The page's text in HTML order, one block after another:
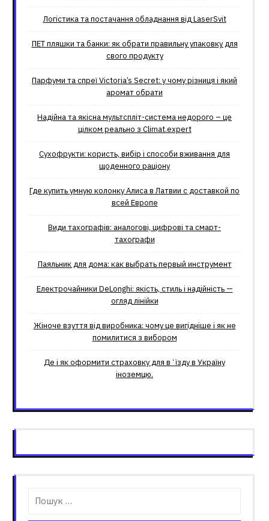
Логістика та постачання обладнання від LaserSvit
ПЕТ пляшки та банки: як обрати правильну упаковку для
свого продукту
Парфуми та спреї Victoria’s Secret: у чому різниця і який
аромат обрати
Надійна та якісна мультспліт-система недорого – це
цілком реально з Climat.еxpert
Сухофрукти: користь, вибір і способи вживання для
щоденного раціону
Где купить умную колонку Алиса в Латвии с доставкой по
всей Европе
Види тахографів: аналогові, цифрові та смарт-
тахографи
Паяльник для дома: как выбрать первый инструмент
Електрочайники DeLonghi: якість, стиль і надійність —
огляд лінійки
Жіноче взуття від виробника: чому це вигідніше і як не
помилитися з вибором
Де і як оформити страховку для вʼїзду в Україну
іноземцю.